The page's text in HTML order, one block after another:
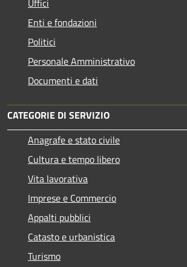
Enti e fondazioni
Politici
Personale Amministrativo
Documenti e dati
CATEGORIE DI SERVIZIO
Anagrafe e stato civile
Cultura e tempo libero
Vita lavorativa
Imprese e Commercio
Appalti pubblici
Catasto e urbanistica
Turismo